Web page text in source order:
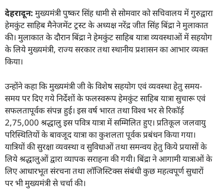
देहरादून: मुख्यमंत्री पुष्कर सिंह धामी से सोमवार को सचिवालय में गुरुद्वारा
हेमकुंट साहिब मैनेजमेंट ट्रस्ट के अध्यक्ष नरेंद्र जीत सिंह बिंद्रा ने मुलाकात
की। मुलाकात के दौरान बिंद्रा ने हेमकुंट साहिब यात्रा व्यवस्थाओं में सहयोग
के लिये मुख्यमंत्री, राज्य सरकार तथा स्थानीय प्रशासन का आभार व्यक्त
किया।
उन्होंने कहा कि मुख्यमंत्री जी के विशेष सहयोग एवं व्यवस्था हेतु समय-
समय पर दिए गये निर्देशों के फलस्वरूप हेमकुंट साहिब यात्रा सुचारू एवं
सफलतापूर्वक संपन्न हुई। इस वर्ष भारत तथा विश्व भर से रिकॉर्ड़
2,75,000 श्रद्धालु इस पवित्र यात्रा में सम्मिलित हुए। प्रतिकूल जलवायु
परिस्थितियों के बावजूद यात्रा का कुशलता पूर्वक प्रबंधन किया गया।
यात्रियों की सुरक्षा व्यवस्था व सुविधाओं तथा समन्वय हेतु किये प्रयासों के
लिये श्रद्धालुओं द्वारा व्यापक सराहना की गयी। बिंद्रा ने आगामी यात्राओं के
लिए आधारभूत संरचना तथा लॉजिस्टिक्स संबंधी कुछ महत्वपूर्ण सुधारों
पर भी मुख्यमंत्री से चर्चा की।